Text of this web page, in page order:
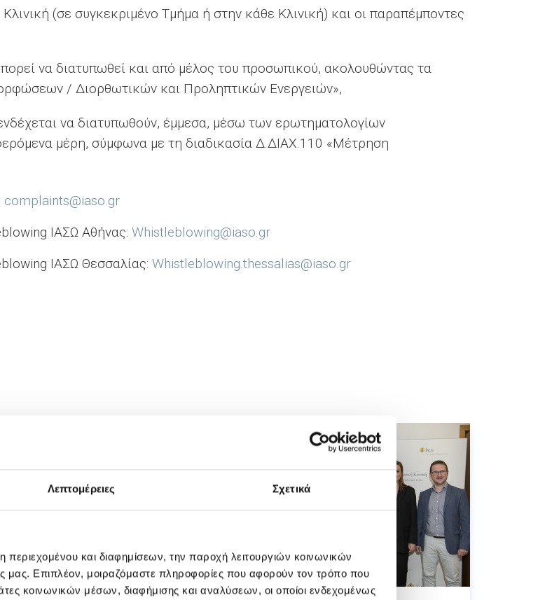
Λεπτομέρειες Σχετικά
περιεχομένου και διαφημίσεων, την παροχή λειτουργιών κοινωνικών
μας. Επιπλέον, μοιραζόμαστε πληροφορίες που αφορούν τον τρόπο που
κοινωνικών μέσων, διαφήμισης και αναλύσεων, οι οποίοι ενδεχομένως
(σε συγκεκριμένο Τμήμα ή στην κάθε Κλινική) και οι παραπέμποντες
να διατυπωθεί και από μέλος του προσωπικού, ακολουθώντας τα
/ Διορθωτικών και Προληπτικών Ενεργειών»,
να διατυπωθούν, έμμεσα, μέσω των ερωτηματολογίων
μέρη, σύμφωνα με τη διαδικασία Δ.ΔΙΑΧ.110 «Μέτρηση
complaints@iaso.gr
ΙΑΣΩ Αθήνας: Whistleblowing@iaso.gr
ΙΑΣΩ Θεσσαλίας: Whistleblowing.thessalias@iaso.gr